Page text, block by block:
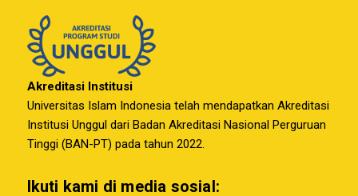
Akreditasi Institusi
Universitas Islam Indonesia telah mendapatkan Akreditasi
Institusi Unggul dari Badan Akreditasi Nasional Perguruan
Tinggi (BAN-PT) pada tahun 2022.
Ikuti kami di media sosial: